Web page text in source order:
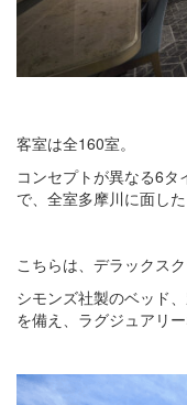
客室は全160室。
コンセプトが異なる6
で、全室多摩川に面した
こちらは、デラックスク
シモンズ社製のベッド
を備え、ラグジュアリー